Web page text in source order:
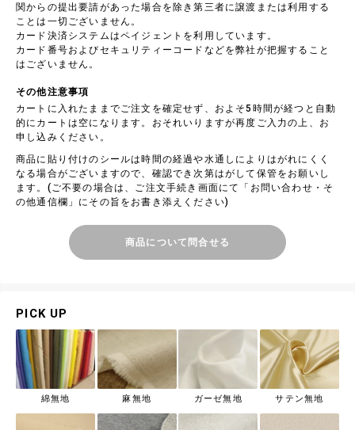
関からの提出要請があった場合を除き第三者に譲渡または利用する
ことは一切ございません。
カード決済システムはペイジェントを利用しています。
カード番号およびセキュリティーコードなどを弊社が把握すること
はございません。
その他注意事項
カートに入れたままでご注文を確定せず、およそ5時間が経つと自動
的にカートは空になります。おそれいりますが再度ご入力の上、お
申し込みください。
商品に貼り付けのシールは時間の経過や水通しによりはがれにくく
なる場合がございますので、確認でき次第はがして保管をお願いし
ます。(ご不要の場合は、ご注文手続き画面にて「お問い合わせ・そ
の他通信欄」にその旨をお書き添えください)
商品について問合せる
PICK UP
綿無地 麻無地 ガーゼ無地 サテン無地